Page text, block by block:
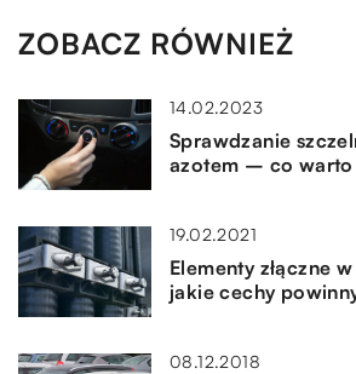
ZOBACZ RÓWNIEŻ
14.02.2023
Sprawdzanie
azotem – co
19.02.2021
Elementy złączne
jakie cechy
08.12.2018